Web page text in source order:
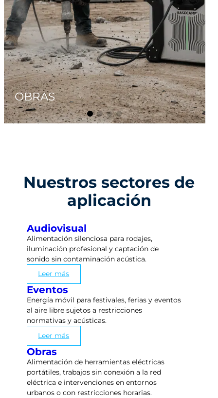
AUDIOVISUAL
Nuestros sectores de
aplicación
Audiovisual
Alimentación silenciosa para rodajes,
iluminación profesional y captación de
sonido sin contaminación acústica.
Leer más
Eventos
Energía móvil para festivales, ferias y eventos
al aire libre sujetos a restricciones
normativas y acústicas.
Leer más
Obras
Alimentación de herramientas eléctricas
portátiles, trabajos sin conexión a la red
eléctrica e intervenciones en entornos
urbanos o con restricciones horarias.